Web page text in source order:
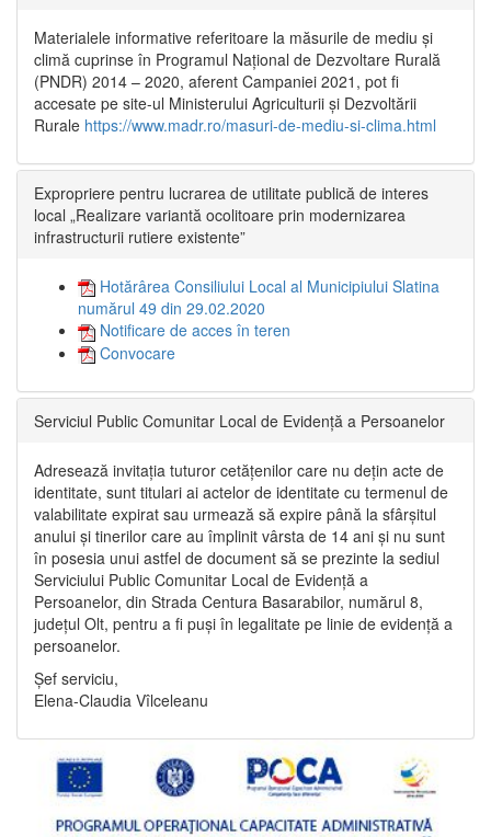
Materialele informative referitoare la măsurile de mediu și
climă cuprinse în Programul Național de Dezvoltare Rurală
(PNDR) 2014 – 2020, aferent Campaniei 2021, pot fi
accesate pe site-ul Ministerului Agriculturii și Dezvoltării
Rurale https://www.madr.ro/masuri-de-mediu-si-clima.html
Expropriere pentru lucrarea de utilitate publică de interes
local „Realizare variantă ocolitoare prin modernizarea
infrastructurii rutiere existente”
Hotărârea Consiliului Local al Municipiului Slatina
numărul 49 din 29.02.2020
Notificare de acces în teren
Convocare
Serviciul Public Comunitar Local de Evidență a Persoanelor
Adresează invitația tuturor cetățenilor care nu dețin acte de
identitate, sunt titulari ai actelor de identitate cu termenul de
valabilitate expirat sau urmează să expire până la sfârșitul
anului și tinerilor care au împlinit vârsta de 14 ani și nu sunt
în posesia unui astfel de document să se prezinte la sediul
Serviciului Public Comunitar Local de Evidență a
Persoanelor, din Strada Centura Basarabilor, numărul 8,
județul Olt, pentru a fi puși în legalitate pe linie de evidență a
persoanelor.
Șef serviciu,
Elena-Claudia Vîlceleanu